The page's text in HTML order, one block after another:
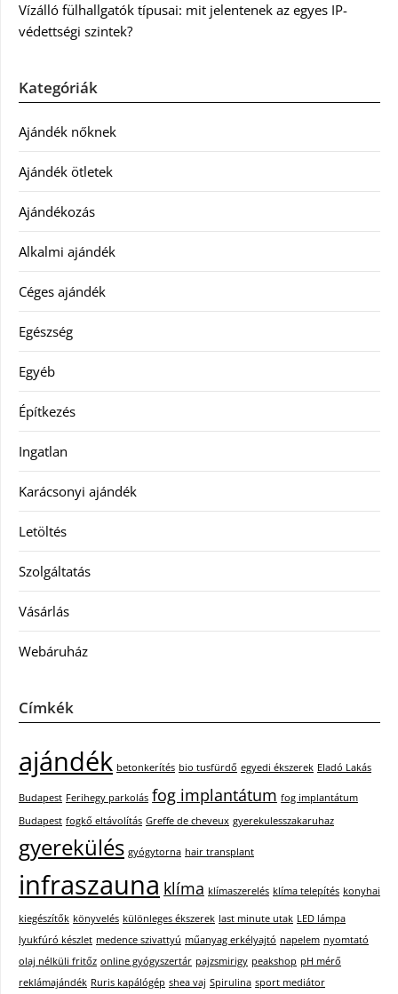
Vízálló fülhallgatók típusai: mit jelentenek az egyes IP-
védettségi szintek?
Kategóriák
Ajándék nőknek
Ajándék ötletek
Ajándékozás
Alkalmi ajándék
Céges ajándék
Egészség
Egyéb
Építkezés
Ingatlan
Karácsonyi ajándék
Letöltés
Szolgáltatás
Vásárlás
Webáruház
Címkék
ajándék betonkerítés bio tusfürdő egyedi ékszerek Eladó Lakás
Budapest Ferihegy parkolás fog implantátum fog implantátum
Budapest fogkő eltávolítás Greffe de cheveux gyerekulesszakaruhaz
gyerekülés gyógytorna hair transplant
infraszauna klíma klímaszerelés klíma telepítés konyhai
kiegészítők könyvelés különleges ékszerek last minute utak LED lámpa
lyukfúró készlet medence szivattyú műanyag erkélyajtó napelem nyomtató
olaj nélküli fritőz online gyógyszertár pajzsmirigy peakshop pH mérő
reklámajándék Ruris kapálógép shea vaj Spirulina sport mediátor